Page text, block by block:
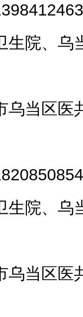
院、 乌
乌当 区医
院、 乌
乌当 区医